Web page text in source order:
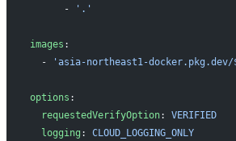
      -
'.'
images :
  -
'asia-northeast1-docker.pkg.dev/
options :
  requestedVerifyOption
: VERIFIED
  logging
: CLOUD_LOGGING_ONLY